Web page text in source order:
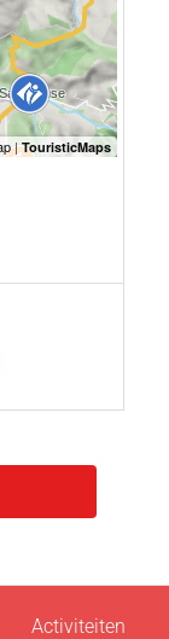
Activiteiten